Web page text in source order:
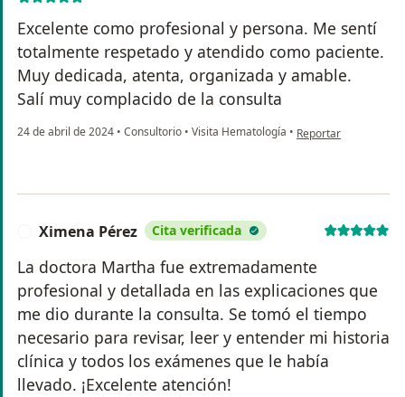
Excelente como profesional y persona. Me sentí
totalmente respetado y atendido como paciente.
Muy dedicada, atenta, organizada y amable.
Salí muy complacido de la consulta
24 de abril de 2024 • Consultorio • Visita Hematología • en opinión del
Reportar
Ximena Pérez Cita verificada
La doctora Martha fue extremadamente
profesional y detallada en las explicaciones que
me dio durante la consulta. Se tomó el tiempo
necesario para revisar, leer y entender mi historia
clínica y todos los exámenes que le había
llevado. ¡Excelente atención!